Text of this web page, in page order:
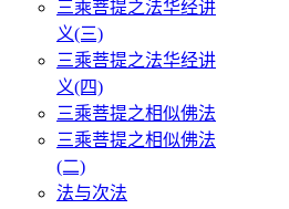
三乘菩提之法华经讲
义(三)
三乘菩提之法华经讲
义(四)
三乘菩提之相似佛法
三乘菩提之相似佛法
(二)
法与次法